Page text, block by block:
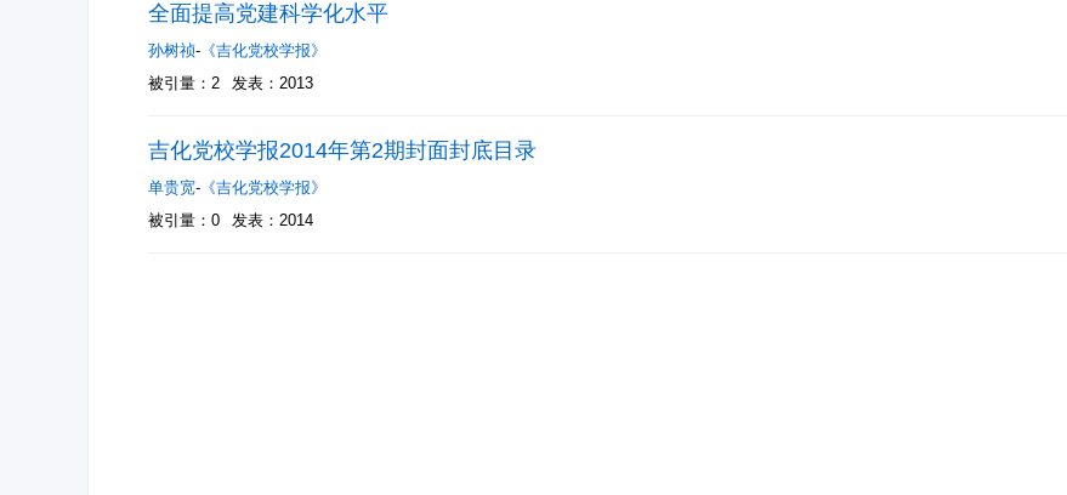
全面提高党建科学化水平
孙树祯- 《吉化党校学报》
被引量：2
发表：2013
吉化党校学报2014年第2期封面封底目录
单贵宽- 《吉化党校学报》
被引量：0
发表：2014